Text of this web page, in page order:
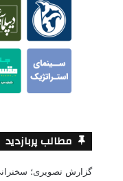
مطالب پربازدید
گزارش تصویری؛